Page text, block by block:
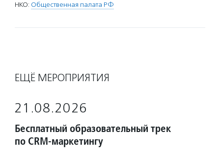
НКО: Общественная палата РФ
ЕЩЁ МЕРОПРИЯТИЯ
21.08.2026
Бесплатный образовательный трек
по CRM-маркетингу